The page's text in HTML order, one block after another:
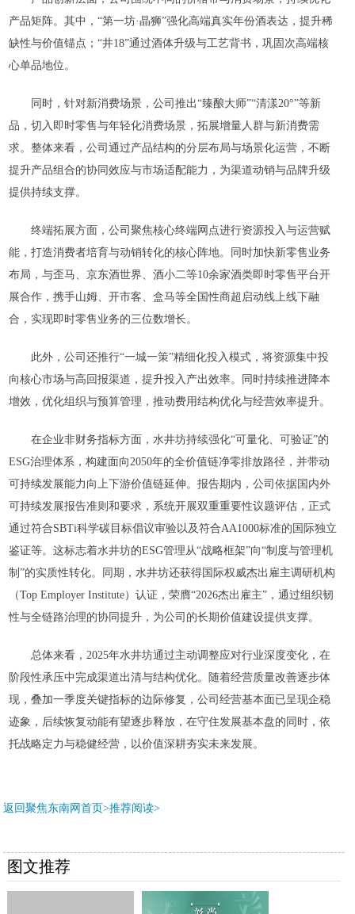
产品矩阵。其中，“第一坊·晶狮”强化高端真实年份酒表达，提升稀
缺性与价值锚点；“井18”通过酒体升级与工艺背书，巩固次高端核
心单品地位。
同时，针对新消费场景，公司推出“臻酿大师”“清漾20°”等新
品，切入即时零售与年轻化消费场景，拓展增量人群与新消费需
求。整体来看，公司通过产品结构的分层布局与场景化运营，不断
提升产品组合的协同效应与市场适配能力，为渠道动销与品牌升级
提供持续支撑。
终端拓展方面，公司聚焦核心终端网点进行资源投入与运营赋
能，打造消费者培育与动销转化的核心阵地。同时加快新零售业务
布局，与歪马、京东酒世界、酒小二等10余家酒类即时零售平台开
展合作，携手山姆、开市客、盒马等全国性商超启动线上线下融
合，实现即时零售业务的三位数增长。
此外，公司还推行“一城一策”精细化投入模式，将资源集中投
向核心市场与高回报渠道，提升投入产出效率。同时持续推进降本
增效，优化组织与预算管理，推动费用结构优化与经营效率提升。
在企业非财务指标方面，水井坊持续强化“可量化、可验证”的
ESG治理体系，构建面向2050年的全价值链净零排放路径，并带动
可持续发展能力向上下游价值链延伸。报告期内，公司依据国内外
可持续发展报告准则和要求，系统开展双重重要性议题评估，正式
通过符合SBTi科学碳目标倡议审验以及符合AA1000标准的国际独立
鉴证等。这标志着水井坊的ESG管理从“战略框架”向“制度与管理机
制”的实质性转化。同期，水井坊还获得国际权威杰出雇主调研机构
（Top Employer Institute）认证，荣膺“2026杰出雇主”，通过组织韧
性与全链路治理的协同提升，为公司的长期价值建设提供支撑。
总体来看，2025年水井坊通过主动调整应对行业深度变化，在
阶段性承压中完成渠道出清与结构优化。随着经营质量改善逐步体
现，叠加一季度关键指标的边际修复，公司经营基本面已呈现企稳
迹象，后续恢复动能有望逐步释放，在守住发展基本盘的同时，依
托战略定力与稳健经营，以价值深耕夯实未来发展。
返回聚焦东南网首页>推荐阅读>
图文推荐